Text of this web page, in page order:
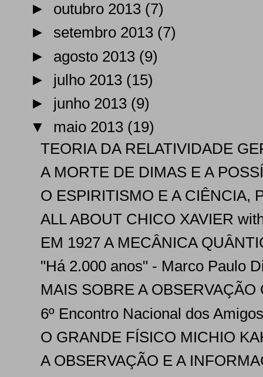
► outubro 2013 (7)
► setembro 2013 (7)
► agosto 2013 (9)
► julho 2013 (15)
► junho 2013 (9)
▼ maio 2013 (19)
TEORIA DA RELATIVIDADE
A MORTE DE DIMAS E A
O ESPIRITISMO E A CIÊNCIA,
ALL ABOUT CHICO XAVIER
EM 1927 A MECÂNICA
"Há 2.000 anos" - Marco Paulo
MAIS SOBRE A
6º Encontro Nacional dos
O GRANDE FÍSICO MICHIO
A OBSERVAÇÃO E A